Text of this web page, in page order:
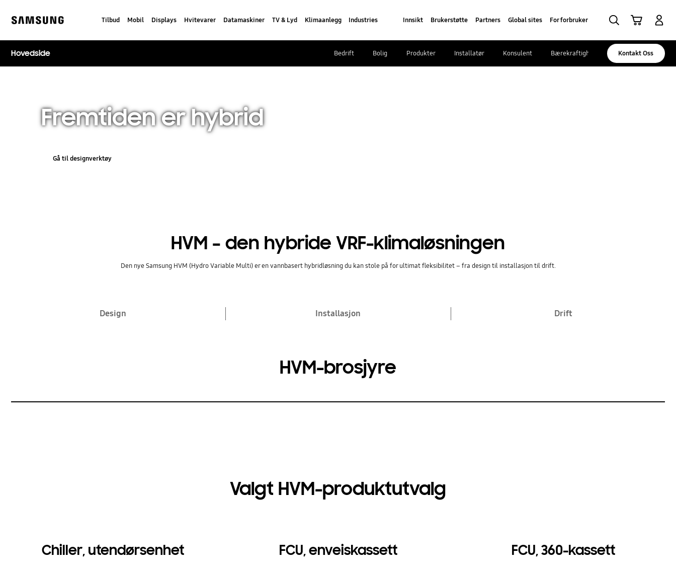
content
Tilbud Mobil Displays Hvitevarer Datamaskiner TV & Lyd Klimaanlegg Industries Innsikt Brukerstøtte Partners Global sites For forbruker
Hovedside Kontakt Oss
Bedrift Bolig Produkter Installatør Konsulent Bærekraftighet
Fremtiden er hybrid
Gå til designverktøy
HVM – den hybride VRF-klimaløsningen
Den nye Samsung HVM (Hydro Variable Multi) er en vannbasert hybridløsning du kan stole på for ultimat fleksibilitet – fra design til installasjon til drift.
Design Installasjon Drift
HVM-brosjyre
Valgt HVM-produktutvalg
Chiller, utendørsenhet FCU, enveiskassett FCU, 360-kassett